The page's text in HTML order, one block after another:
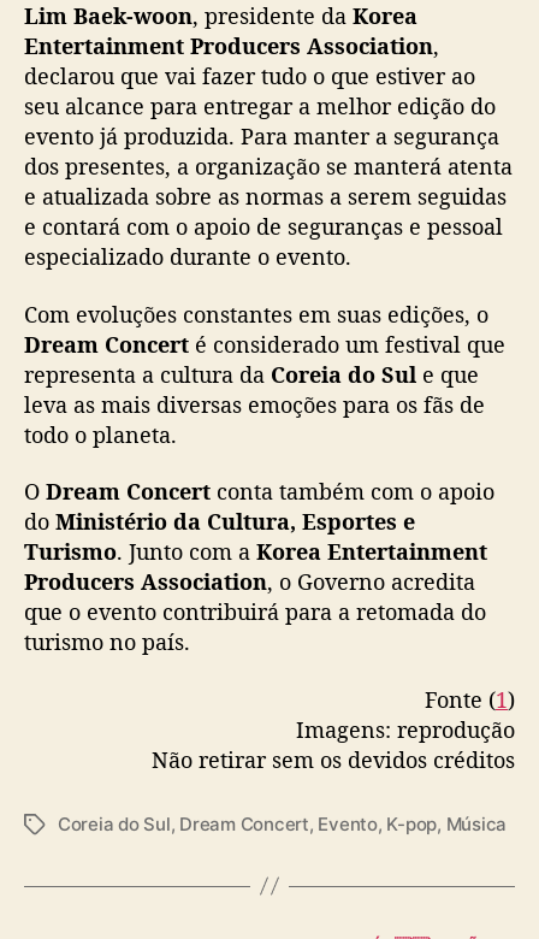
e
m
2
0
2
Lim Baek-woon, presidente da Korea
Entertainment Producers Association,
declarou que vai fazer tudo o que estiver ao
seu alcance para entregar a melhor edição do
evento já produzida. Para manter a segurança
dos presentes, a organização se manterá atenta
e atualizada sobre as normas a serem seguidas
e contará com o apoio de seguranças e pessoal
especializado durante o evento.
Com evoluções constantes em suas edições, o
Dream Concert é considerado um festival que
representa a cultura da Coreia do Sul e que
leva as mais diversas emoções para os fãs de
todo o planeta.
O Dream Concert conta também com o apoio
do Ministério da Cultura, Esportes e
Turismo. Junto com a Korea Entertainment
Producers Association, o Governo acredita
que o evento contribuirá para a retomada do
turismo no país.
Fonte (1)
Imagens: reprodução
Não retirar sem os devidos créditos
T
Coreia do Sul, Dream Concert, Evento, K-pop, Música